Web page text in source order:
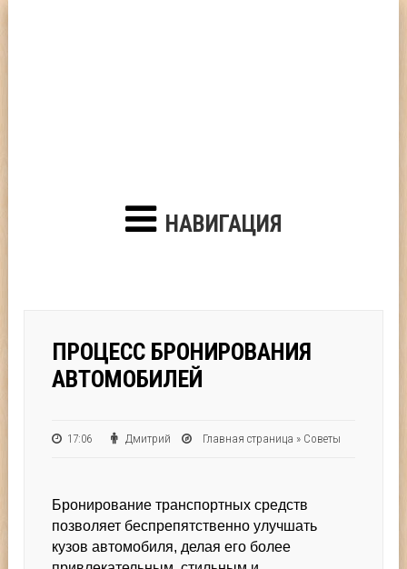
НАВИГАЦИЯ
ПРОЦЕСС БРОНИРОВАНИЯ
АВТОМОБИЛЕЙ
17:06 Дмитрий Главная страница » Советы
Бронирование транспортных средств
позволяет беспрепятственно улучшать
кузов автомобиля, делая его более